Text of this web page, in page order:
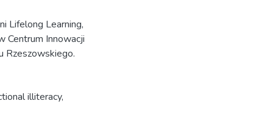
Lifelong Learning,
Centrum Innowacji
Rzeszowskiego.
illiteracy,